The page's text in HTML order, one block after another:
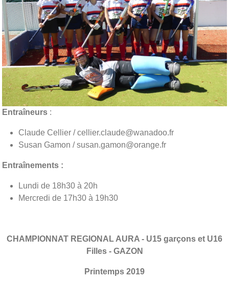
Entraîneurs :
Claude Cellier / cellier.claude@wanadoo.fr
Susan Gamon / susan.gamon@orange.fr
Entraînements :
Lundi de 18h30 à 20h
Mercredi de 17h30 à 19h30
CHAMPIONNAT REGIONAL AURA - U15 garçons et U16
Filles - GAZON
Printemps 2019